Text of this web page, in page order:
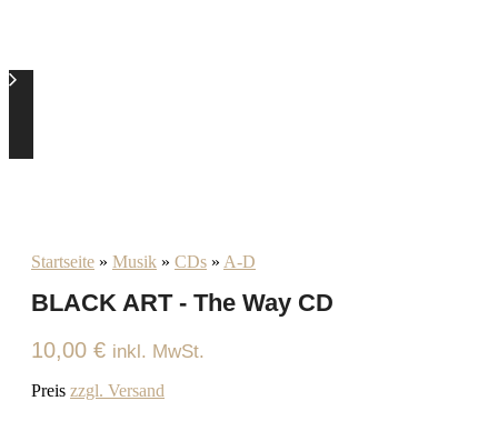
Startseite » Musik » CDs » A-D
BLACK ART - The Way CD
10,00 € inkl. MwSt.
Preis zzgl. Versand